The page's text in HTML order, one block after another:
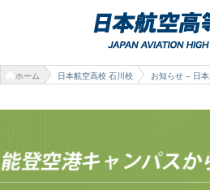
ホーム 日本航空高校 石川校 お知らせ – 日